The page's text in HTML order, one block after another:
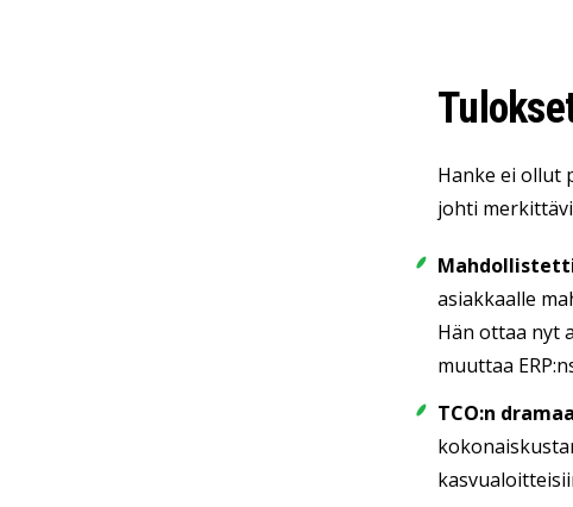
Hanke ei ollut
johti
asiakkaalle
Hän ottaa nyt
muuttaa
TCO:n